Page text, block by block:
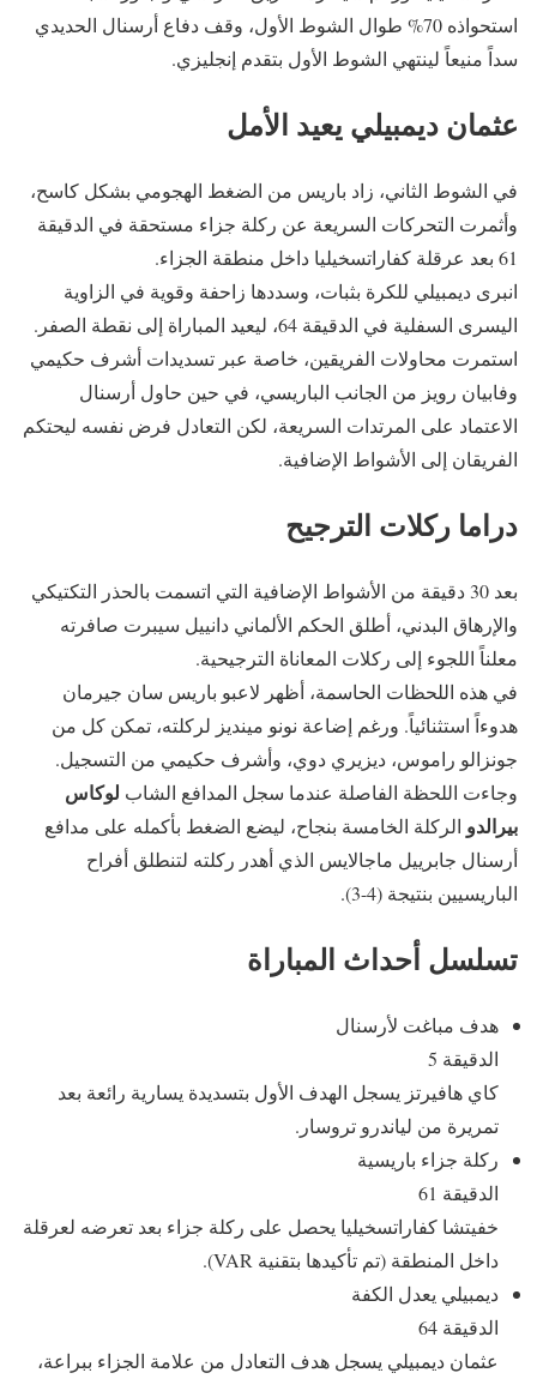
استحواذه 70% طوال الشوط الأول، وقف دفاع أرسنال الحديدي
سداً منيعاً لينتهي الشوط الأول بتقدم إنجليزي.
عثمان ديمبيلي يعيد الأمل
في الشوط الثاني، زاد باريس من الضغط الهجومي بشكل كاسح،
وأثمرت التحركات السريعة عن ركلة جزاء مستحقة في الدقيقة
61 بعد عرقلة كفاراتسخيليا داخل منطقة الجزاء.
انبرى ديمبيلي للكرة بثبات، وسددها زاحفة وقوية في الزاوية
اليسرى السفلية في الدقيقة 64، ليعيد المباراة إلى نقطة الصفر.
استمرت محاولات الفريقين، خاصة عبر تسديدات أشرف حكيمي
وفابيان رويز من الجانب الباريسي، في حين حاول أرسنال
الاعتماد على المرتدات السريعة، لكن التعادل فرض نفسه ليحتكم
الفريقان إلى الأشواط الإضافية.
دراما ركلات الترجيح
بعد 30 دقيقة من الأشواط الإضافية التي اتسمت بالحذر التكتيكي
والإرهاق البدني، أطلق الحكم الألماني دانييل سيبرت صافرته
معلناً اللجوء إلى ركلات المعاناة الترجيحية.
في هذه اللحظات الحاسمة، أظهر لاعبو باريس سان جيرمان
هدوءاً استثنائياً. ورغم إضاعة نونو مينديز لركلته، تمكن كل من
جونزالو راموس، ديزيري دوي، وأشرف حكيمي من التسجيل.
وجاءت اللحظة الفاصلة عندما سجل المدافع الشاب لوكاس
بيرالدو الركلة الخامسة بنجاح، ليضع الضغط بأكمله على مدافع
أرسنال جابرييل ماجالايس الذي أهدر ركلته لتنطلق أفراح
الباريسيين بنتيجة (4-3).
تسلسل أحداث المباراة
هدف مباغت لأرسنال
الدقيقة 5
كاي هافيرتز يسجل الهدف الأول بتسديدة يسارية رائعة بعد
تمريرة من لياندرو تروسار.
ركلة جزاء باريسية
الدقيقة 61
خفيتشا كفاراتسخيليا يحصل على ركلة جزاء بعد تعرضه لعرقلة
داخل المنطقة (تم تأكيدها بتقنية VAR).
ديمبيلي يعدل الكفة
الدقيقة 64
عثمان ديمبيلي يسجل هدف التعادل من علامة الجزاء ببراعة،